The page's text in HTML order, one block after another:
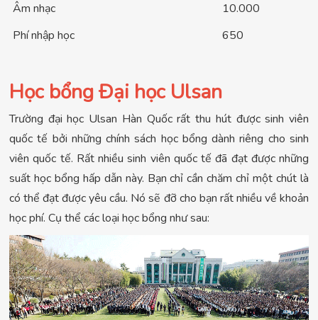
Âm nhạc
10.000
Phí nhập học
650
Học bổng Đại học Ulsan
Trường đại học Ulsan Hàn Quốc rất thu hút được sinh viên
quốc tế bởi những chính sách học bổng dành riêng cho sinh
viên quốc tế. Rất nhiều sinh viên quốc tế đã đạt được những
suất học bổng hấp dẫn này. Bạn chỉ cần chăm chỉ một chút là
có thể đạt được yêu cầu. Nó sẽ đỡ cho bạn rất nhiều về khoản
học phí. Cụ thể các loại học bổng như sau: